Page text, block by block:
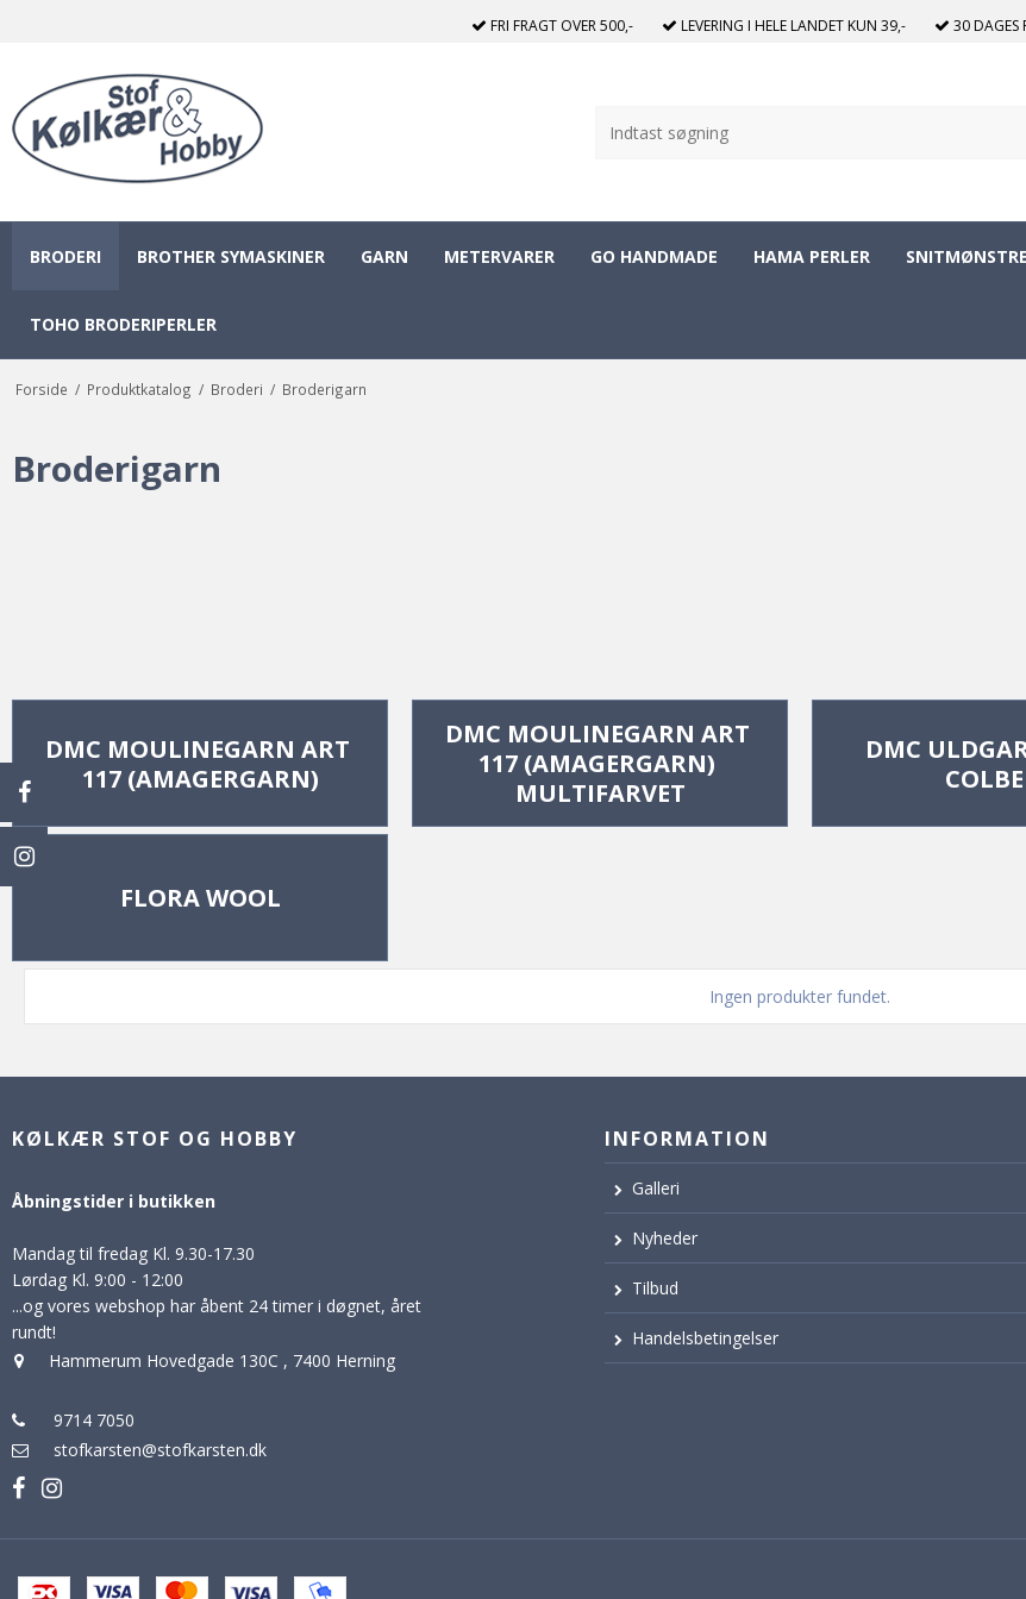
FRI FRAGT OVER 500,- LEVERING I HELE LANDET KUN 39,- 30 DAGES
BRODERI BROTHER SYMASKINER GARN METERVARER GO HANDMADE HAMA PERLER SNITMØNSTRE
TOHO BRODERIPERLER
Forside / Produktkatalog / Broderi / Broderigarn
Broderigarn
DMC MOULINEGARN ART
117 (AMAGERGARN)
DMC MOULINEGARN ART
117 (AMAGERGARN)
MULTIFARVET
DMC
FLORA WOOL
Ingen produkter fundet.
KØLKÆR STOF OG HOBBY
Åbningstider i butikken
Mandag til fredag Kl. 9.30-17.30
Lørdag Kl. 9:00 - 12:00
...og vores webshop har åbent 24 timer i døgnet, året
rundt!
Hammerum Hovedgade 130C , 7400 Herning
9714 7050
stofkarsten@stofkarsten.dk
INFORMATION
Galleri
Nyheder
Tilbud
Handelsbetingelser